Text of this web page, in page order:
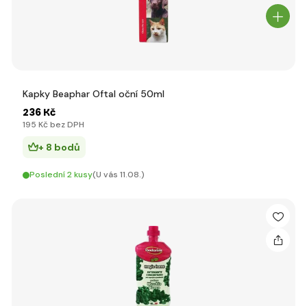
Kapky Beaphar Oftal oční 50ml
236 Kč
195 Kč bez DPH
+ 8 bodů
Poslední 2 kusy(U vás 11.08.)